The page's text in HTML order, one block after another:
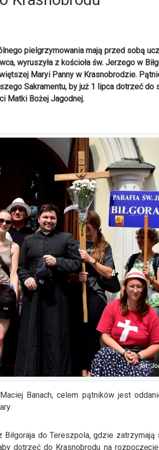
pielgrzymowania mają przed sobą
wyruszyła z kościoła św. Jerzego w
Maryi Panny w Krasnobrodzie.
Sakramentu, by już 1 lipca dotrzeć do
Matki Bożej Jagodnej.
Banach, celem pątników jest
do Tereszpola, gdzie zatrzymają
dotrzeć do Krasnobrodu na